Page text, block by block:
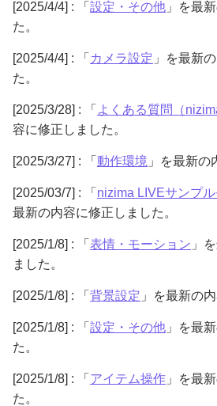
[2025/4/4] : 「 設定・その他 」を最
た。
[2025/4/4] : 「 カメラ設定 」を最新
た。
[2025/3/28] : 「 よくある質問（
容に修正しました。
[2025/3/27] : 「 動作環境 」を最新の
[2025/03/7] : 「 nizima LIVEサンプ
最新の内容に修正しました。
[2025/1/8] : 「 表情・モーション 」
ました。
[2025/1/8] : 「 背景設定 」を最新の
[2025/1/8] : 「 設定・その他 」を最
た。
[2025/1/8] : 「 アイテム操作 」を最
た。